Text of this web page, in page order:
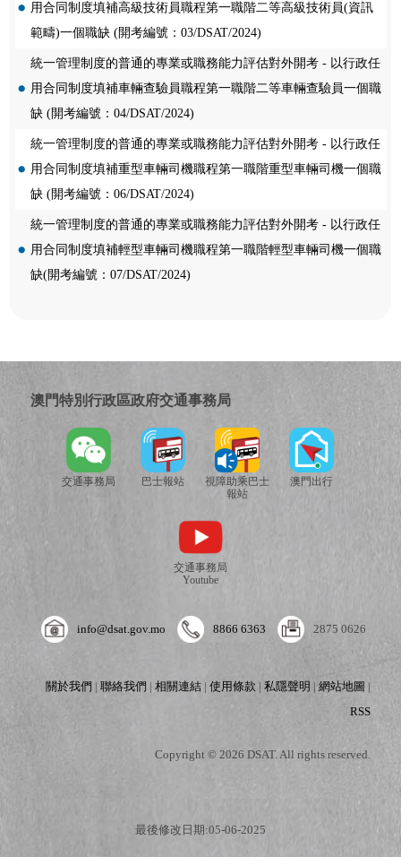
用合同制度填補高級技術員職程第一職階二等高級技術員(資訊
範疇)一個職缺 (開考編號：03/DSAT/2024)
統一管理制度的普通的專業或職務能力評估對外開考 - 以行政任
用合同制度填補車輛查驗員職程第一職階二等車輛查驗員一個職
缺 (開考編號：04/DSAT/2024)
統一管理制度的普通的專業或職務能力評估對外開考 - 以行政任
用合同制度填補重型車輛司機職程第一職階重型車輛司機一個職
缺 (開考編號：06/DSAT/2024)
統一管理制度的普通的專業或職務能力評估對外開考 - 以行政任
用合同制度填補輕型車輛司機職程第一職階輕型車輛司機一個職
缺(開考編號：07/DSAT/2024)
澳門特別行政區政府交通事務局
交通事務局 巴士報站
視障助乘巴士
報站
澳門出行
交通事務局
Youtube
info@dsat.gov.mo 8866 6363 2875 0626
關於我們 |聯絡我們 |相關連結 |使用條款 |私隱聲明 |網站地圖 |
RSS
Copyright © 2026 DSAT. All rights reserved.
最後修改日期:05-06-2025